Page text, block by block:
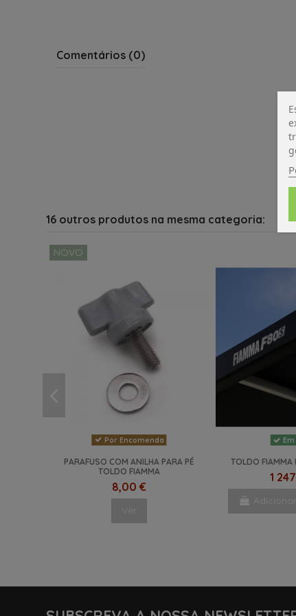
Comentários (0)
16 outros produtos na mesma categoria:
NOVO
Por Encomenda
PARAFUSO COM ANILHA PARA PÉ
TOLDO FIAMMA
8,00 €
Ver
TOLDO FIAMMA
1